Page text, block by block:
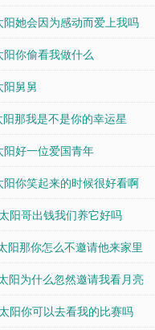
她会因为感动而爱上我吗
你偷看我做什么
舅舅
那我是不是你的幸运星
好一位爱国青年
你笑起来的时候很好看啊
阳哥出钱我们养它好吗
阳那你怎么不邀请他来家里
阳为什么忽然邀请我看月亮
阳你可以去看我的比赛吗